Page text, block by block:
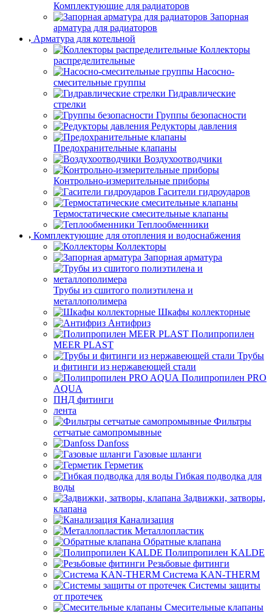
Комплектующие для радиаторов
Запорная
арматура для радиаторов
Арматура для котельной
Коллекторы
распределительные
Насосно-
смесительные группы
Гидравлические
стрелки
Группы безопасности
Редукторы давления
Предохранительные клапаны
Воздухоотводчики
Контрольно-измерительные приборы
Гасители гидроударов
Термостатические смесительные клапаны
Теплообменники
Комплектующие для отопления и водоснабжения
Коллекторы
Запорная арматура
Трубы из сшитого полиэтилена и
металлополимера
Шкафы коллекторные
Антифриз
Полипропилен
MEER PLAST
Трубы
и фитинги из нержавеющей стали
Полипропилен PRO
AQUA
ПНД фитинги
лента
Фильтры
сетчатые самопромывные
Danfoss
Газовые шланги
Герметик
Гибкая подводка для
воды
Задвижки, затворы,
клапана
Канализация
Металлопластик
Обратные клапана
Полипропилен KALDE
Резьбовые фитинги
Система KAN-THERM
Системы защиты
от протечек
Смесительные клапаны